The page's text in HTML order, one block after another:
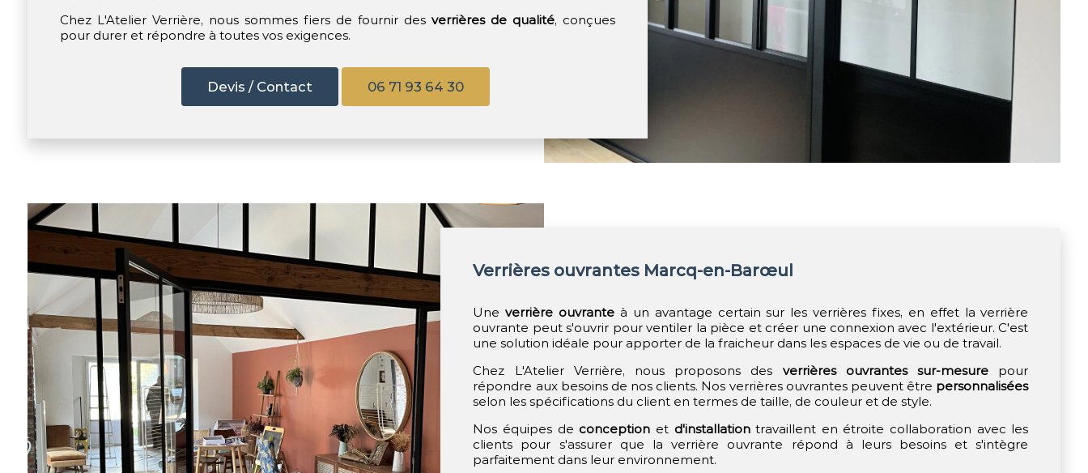
Chez L'Atelier Verrière, nous sommes fiers de fournir des verrières de qualité, conçues
pour durer et répondre à toutes vos exigences.
Devis / Contact 06 71 93 64 30
Verrières ouvrantes Marcq-en-Barœul
Uneverrière ouvrante à un avantage certain sur les verrières fixes, en effet la verrière
ouvrante peut s'ouvrir pour ventiler la pièce et créer une connexion avec l'extérieur. C'est
une solution idéale pour apporter de la fraicheur dans les espaces de vie ou de travail.
Chez L'Atelier Verrière, nous proposons des verrières ouvrantes sur-mesure pour
répondre aux besoins de nos clients. Nos verrières ouvrantes peuvent être personnalisées
selon les spécifications du client en termes de taille, de couleur et de style.
Nos équipes deconception et d'installationtravaillent en étroite collaboration avec les
clients pour s'assurer que la verrière ouvrante répond à leurs besoins et s'intègre
parfaitement dans leur environnement.